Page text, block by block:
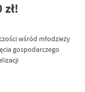
wśród młodzieży
gospodarczego